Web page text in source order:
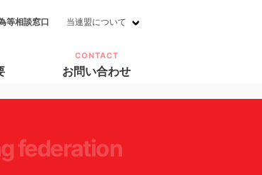
等相談窓口 当連盟について
CONTACT
お問い合わせ
federation